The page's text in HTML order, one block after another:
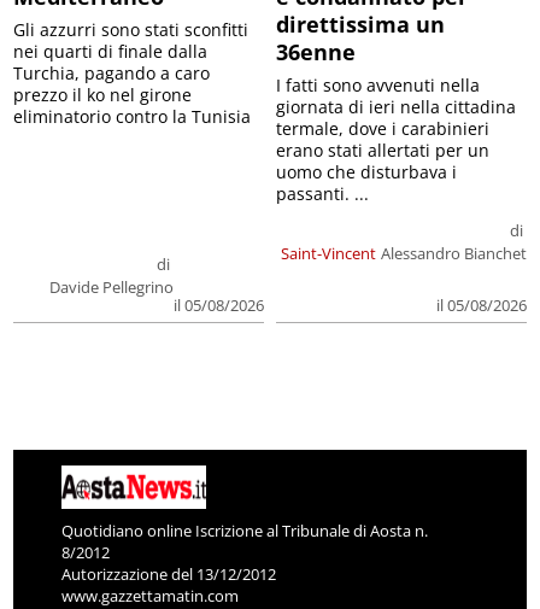
di
Davide Pellegrino
il 05/08/2026
Gli azzurri sono stati sconfitti
nei quarti di finale dalla
Turchia, pagando a caro
prezzo il ko nel girone
eliminatorio contro la Tunisia
direttissima un
36enne
Saint-Vincent
di
Alessandro Bianchet
il 05/08/2026
I fatti sono avvenuti nella
giornata di ieri nella cittadina
termale, dove i carabinieri
erano stati allertati per un
uomo che disturbava i
passanti. ...
Quotidiano online Iscrizione al Tribunale di Aosta n.
8/2012
Autorizzazione del 13/12/2012
www.gazzettamatin.com